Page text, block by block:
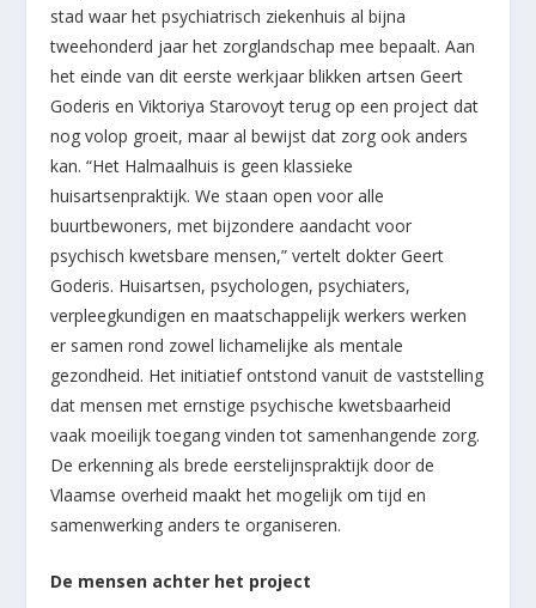
stad waar het psychiatrisch ziekenhuis al bijna
tweehonderd jaar het zorglandschap mee bepaalt. Aan
het einde van dit eerste werkjaar blikken artsen Geert
Goderis en Viktoriya Starovoyt terug op een project dat
nog volop groeit, maar al bewijst dat zorg ook anders
kan. “Het Halmaalhuis is geen klassieke
huisartsenpraktijk. We staan open voor alle
buurtbewoners, met bijzondere aandacht voor
psychisch kwetsbare mensen,” vertelt dokter Geert
Goderis. Huisartsen, psychologen, psychiaters,
verpleegkundigen en maatschappelijk werkers werken
er samen rond zowel lichamelijke als mentale
gezondheid. Het initiatief ontstond vanuit de vaststelling
dat mensen met ernstige psychische kwetsbaarheid
vaak moeilijk toegang vinden tot samenhangende zorg.
De erkenning als brede eerstelijnspraktijk door de
Vlaamse overheid maakt het mogelijk om tijd en
samenwerking anders te organiseren.
De mensen achter het project